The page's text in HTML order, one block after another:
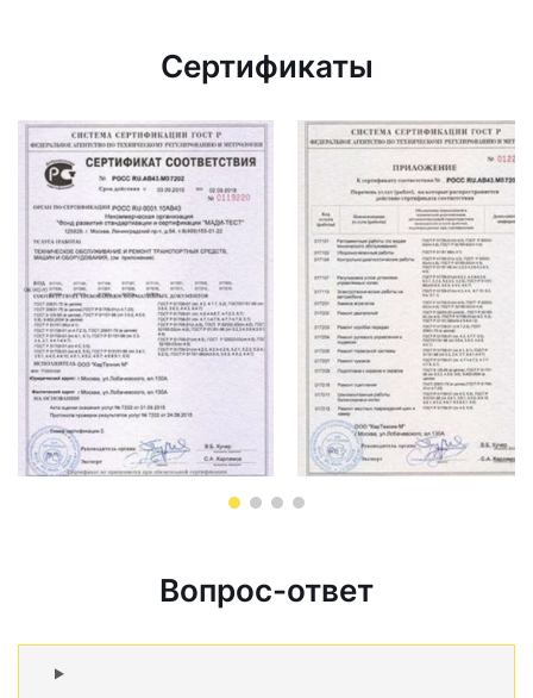
Сертификаты
Вопрос-ответ